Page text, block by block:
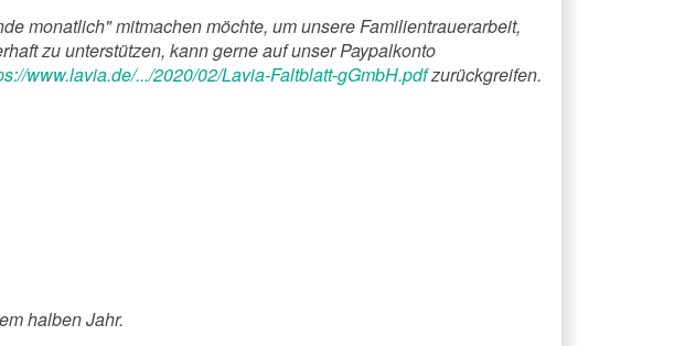
monatlich" mitmachen möchte, um unsere Familientrauerarbeit,
zu unterstützen, kann gerne auf unser Paypalkonto
www.lavia.de/.../2020/02/Lavia-Faltblatt-gGmbH.pdfzurückgreifen.
halben Jahr.